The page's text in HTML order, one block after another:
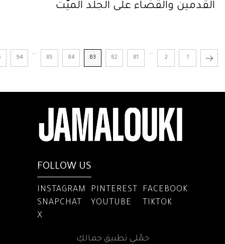
القدمين والقضاء على الجلد الميّت
1
2
...
81
82
83
84
85
...
94
FOLLOW US
INSTAGRAM PINTEREST
FACEBOOK
SNAPCHAT
YOUTUBE
TIKTOK
X
حمّلي تطبيق جمالكِ